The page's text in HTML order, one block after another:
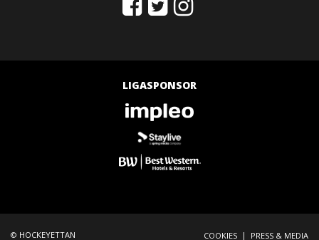
LIGASPONSOR
© HOCKEYETTAN COOKIES | PRESS & MEDIA